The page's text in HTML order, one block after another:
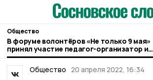
Общество
В форуме волонтёров «Не только 9 мая»
принял участие педагог-организатор из
Сосновки
Общество 20 апреля 2022, 16:34